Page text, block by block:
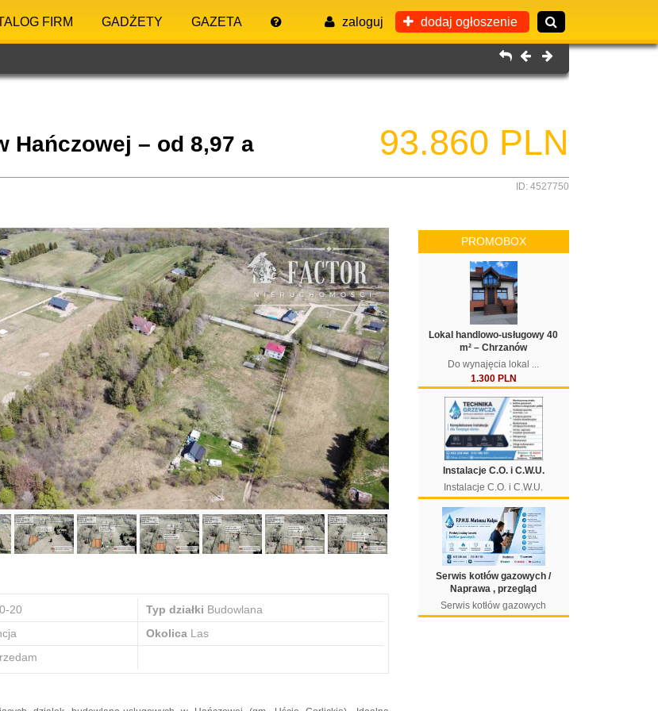
FIRM GADŻETY GAZETA zaloguj dodaj ogłoszenie
Hańczowej – od 8,97 a 93.860 PLN
ID: 4527750
20 Typ działki Budowlana
Okolica Las
PROMOBOX
Lokal handlowo-usługowy 40
m² – Chrzanów
Do wynajęcia lokal ...
1.300 PLN
Instalacje C.O. i C.W.U.
Instalacje C.O. i C.W.U.
Serwis kotłów gazowych /
Naprawa , przegląd
Serwis kotłów gazowych